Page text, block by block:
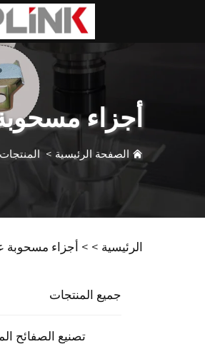
أجزاء
الصفحة الرئيسية > المنتجات
الرئيسية > > أجزاء مسحوبة
جميع المنتجات
تصنيع الصفائح